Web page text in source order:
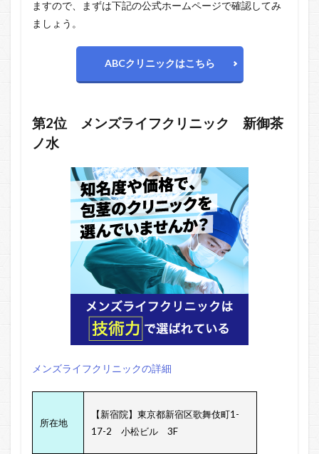
ますので、まずは下記の公式ホームページで確認してみ
ましょう。
ABCクリニックはこちら
第2位
メンズライフクリニック 新御茶
ノ水
メンズライフクリニックの詳細
所在地
【新宿院】東京都新宿区歌舞伎町1-
17-2 小松ビル 3F